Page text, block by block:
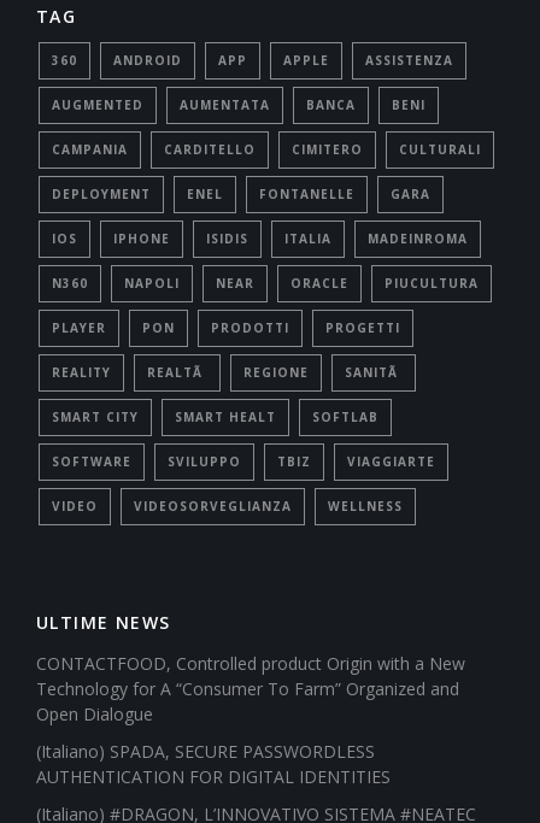
TAG
360 ANDROID APP APPLE ASSISTENZA
AUGMENTED AUMENTATA BANCA BENI
CAMPANIA CARDITELLO CIMITERO CULTURALI
DEPLOYMENT ENEL FONTANELLE GARA
IOS IPHONE ISIDIS ITALIA MADEINROMA
N360 NAPOLI NEAR ORACLE PIUCULTURA
PLAYER PON PRODOTTI PROGETTI
REALITY REALTÃ REGIONE SANITÃ
SMART CITY SMART HEALT SOFTLAB
SOFTWARE SVILUPPO TBIZ VIAGGIARTE
VIDEO VIDEOSORVEGLIANZA WELLNESS
ULTIME NEWS
CONTACTFOOD, Controlled product Origin with a New
Technology for A “Consumer To Farm” Organized and
Open Dialogue
(Italiano) SPADA, SECURE PASSWORDLESS
AUTHENTICATION FOR DIGITAL IDENTITIES
(Italiano) #DRAGON, L’INNOVATIVO SISTEMA #NEATEC